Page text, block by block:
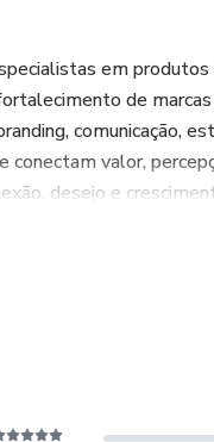
em produtos
de
comunicação,
conectam valor,
desejo e